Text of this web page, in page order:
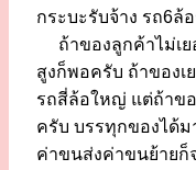
กระบะรับจ้าง รถ6ล้
ถ้าของลูกค้าไม่เย
สูงก็พอครับ ถ้าของเ
รถสี่ล้อใหญ่ แต่ถ้าขอ
ครับ บรรทุกของได้ม
ค่าขนส่งค่าขนย้ายก็